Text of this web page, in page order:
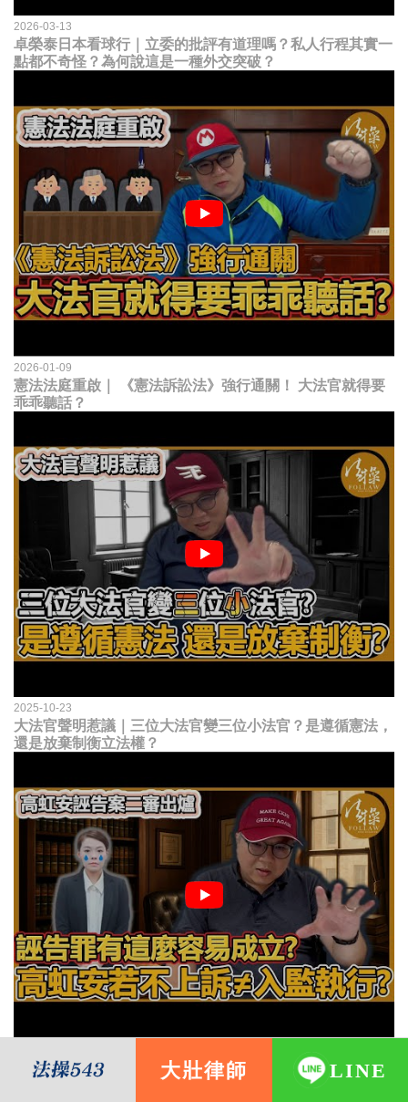
2026-03-13
卓榮泰日本看球行｜立委的批評有道理嗎？私人行程其實一
點都不奇怪？為何說這是一種外交突破？
2026-01-09
憲法法庭重啟｜ 《憲法訴訟法》強行通關！ 大法官就得要
乖乖聽話？
2025-10-23
大法官聲明惹議｜三位大法官變三位小法官？是遵循憲法，
還是放棄制衡立法權？
高虹安誣告案二審出爐｜誣告罪有這麼容易成立？ 高虹安
不上訴就會被關？這句話其實不太對！
大壯律師 LINE